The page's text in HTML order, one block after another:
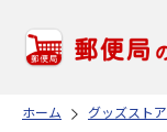
ホーム グッズストア